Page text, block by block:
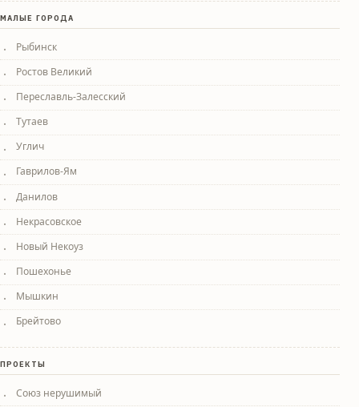
МАЛЫЕ ГОРОДА
Рыбинск
Ростов Великий
Переславль-Залесский
Тутаев
Углич
Гаврилов-Ям
Данилов
Некрасовское
Новый Некоуз
Пошехонье
Мышкин
Брейтово
ПРОЕКТЫ
Союз нерушимый